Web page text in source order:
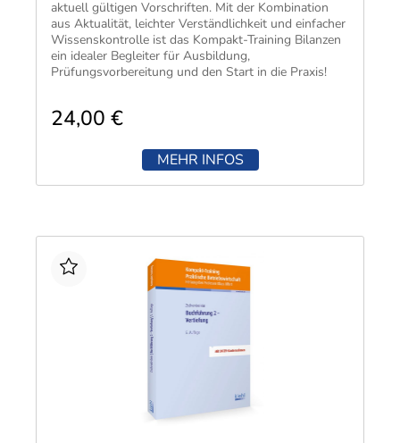
aktuell gültigen Vorschriften. Mit der Kombination
aus Aktualität, leichter Verständlichkeit und einfacher
Wissenskontrolle ist das Kompakt-Training Bilanzen
ein idealer Begleiter für Ausbildung,
Prüfungsvorbereitung und den Start in die Praxis!
24,00 €
MEHR INFOS